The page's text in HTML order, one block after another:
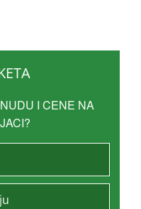
I CENE NA